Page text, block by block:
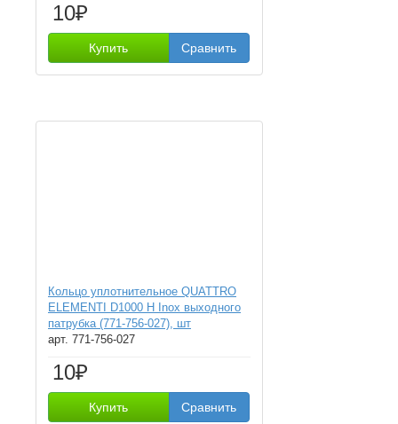
10₽
Купить Сравнить
Кольцо уплотнительное QUATTRO
ELEMENTI D1000 H Inox выходного
патрубка (771-756-027), шт
арт. 771-756-027
10₽
Купить Сравнить